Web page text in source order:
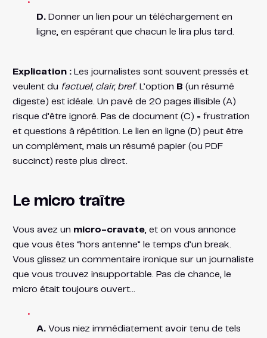
D.Donner un lien pour un téléchargement en
ligne, en espérant que chacun le lira plus tard.
Explication :Les journalistes sont souvent pressés et
veulent du factuel, clair, bref. L’option B (un résumé
digeste) est idéale. Un pavé de 20 pages illisible (A)
risque d’être ignoré. Pas de document (C) = frustration
et questions à répétition. Le lien en ligne (D) peut être
un complément, mais un résumé papier (ou PDF
succinct) reste plus direct.
Le micro traître
Vous avez un micro-cravate, et on vous annonce
que vous êtes “hors antenne” le temps d’un break.
Vous glissez un commentaire ironique sur un journaliste
que vous trouvez insupportable. Pas de chance, le
micro était toujours ouvert…
A.Vous niez immédiatement avoir tenu de tels